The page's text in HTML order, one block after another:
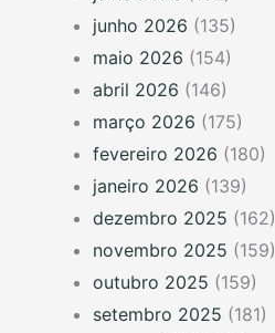
junho 2026 (135)
maio 2026 (154)
abril 2026 (146)
março 2026 (175)
fevereiro 2026 (180)
janeiro 2026 (139)
dezembro 2025 (162)
novembro 2025 (159)
outubro 2025 (159)
setembro 2025 (181)